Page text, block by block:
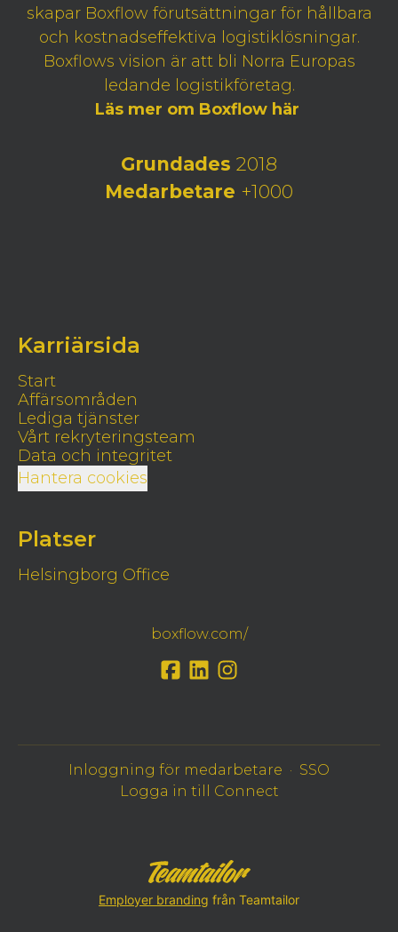
skapar Boxflow förutsättningar för hållbara
och kostnadseffektiva logistiklösningar.
Boxflows vision är att bli Norra Europas
ledande logistikföretag.
Läs mer om Boxflow här
Grundades 2018
Medarbetare +1000
Karriärsida
Start
Affärsområden
Lediga tjänster
Vårt rekryteringsteam
Data och integritet
Hantera cookies
Platser
Helsingborg Office
boxflow.com/
Inloggning för medarbetare · SSO
Logga in till Connect
Employer branding från Teamtailor